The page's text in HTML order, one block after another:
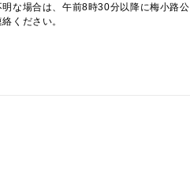
な場合は、午前8時30分以降に梅小路
ください。